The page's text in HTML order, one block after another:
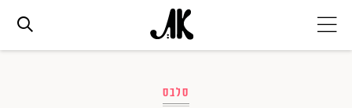
סלבס